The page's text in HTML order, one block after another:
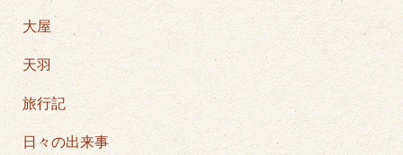
送
り
大屋
天羽
旅行記
日々の出来事